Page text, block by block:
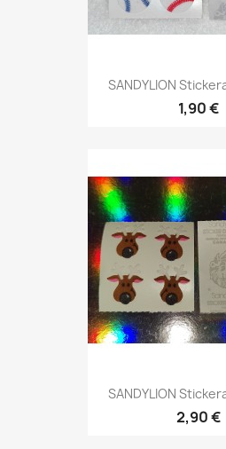
SANDYLION
1,90 €
SANDYLION
2,90 €